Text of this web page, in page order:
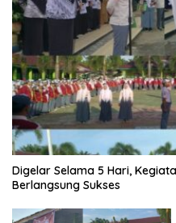
Digelar Selama 5 Hari,
Berlangsung Sukses